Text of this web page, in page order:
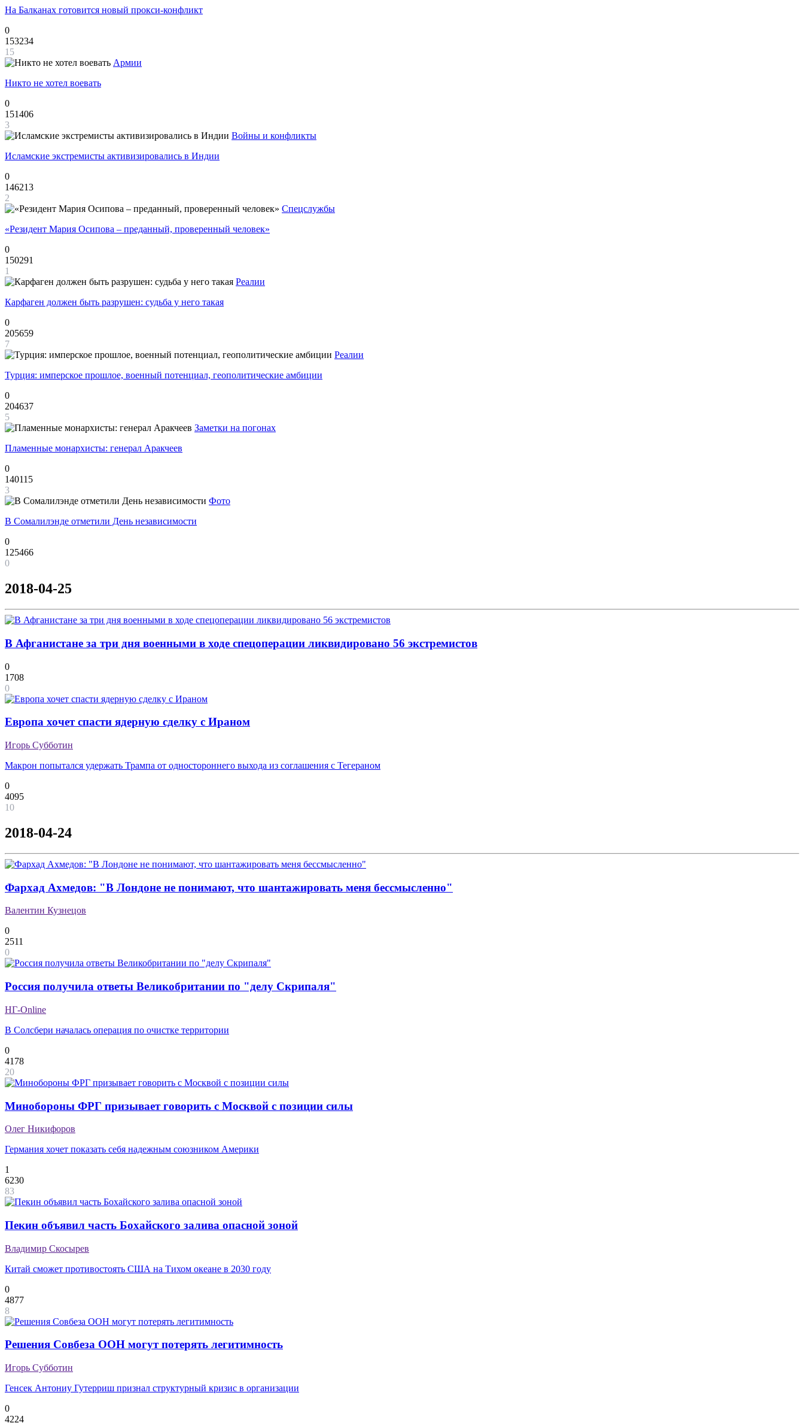
На Балканах готовится новый прокси-конфликт
0
153234
15
Армии
Никто не хотел воевать
0
151406
3
Войны и конфликты
Исламские экстремисты активизировались в Индии
0
146213
2
Спецслужбы
«Резидент Мария Осипова – преданный, проверенный человек»
0
150291
1
Реалии
Карфаген должен быть разрушен: судьба у него такая
0
205659
7
Реалии
Турция: имперское прошлое, военный потенциал, геополитические амбиции
0
204637
5
Заметки на погонах
Пламенные монархисты: генерал Аракчеев
0
140115
3
Фото
В Сомалилэнде отметили День независимости
0
125466
0
2018-04-25
В Афганистане за три дня военными в ходе спецоперации ликвидировано 56 экстремистов
0
1708
0
Европа хочет спасти ядерную сделку с Ираном
Игорь Субботин
Макрон попытался удержать Трампа от одностороннего выхода из соглашения с Тегераном
0
4095
10
2018-04-24
Фархад Ахмедов: "В Лондоне не понимают, что шантажировать меня бессмысленно"
Валентин Кузнецов
0
2511
0
Россия получила ответы Великобритании по "делу Скрипаля"
НГ-Online
В Солсбери началась операция по очистке территории
0
4178
20
Минобороны ФРГ призывает говорить с Москвой с позиции силы
Олег Никифоров
Германия хочет показать себя надежным союзником Америки
1
6230
83
Пекин объявил часть Бохайского залива опасной зоной
Владимир Скосырев
Китай сможет противостоять США на Тихом океане в 2030 году
0
4877
8
Решения Совбеза ООН могут потерять легитимность
Игорь Субботин
Генсек Антониу Гутерриш признал структурный кризис в организации
0
4224